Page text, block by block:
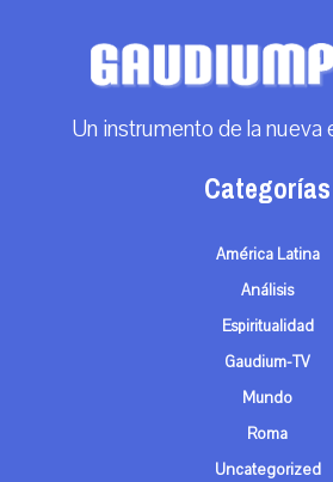
Un instrumento de la nueva
Categorías
América Latina
Análisis
Espiritualidad
Gaudium-TV
Mundo
Roma
Uncategorized